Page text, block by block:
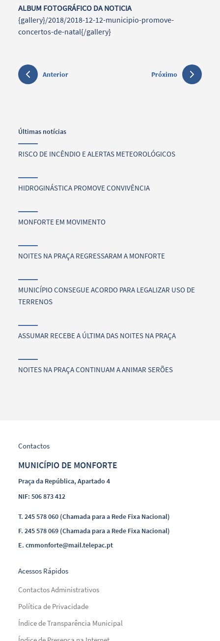
ALBUM FOTOGRÁFICO DA NOTICIA
{gallery}/2018/2018-12-12-municipio-promove-
concertos-de-natal{/gallery}
Anterior Próximo
Últimas notícias
RISCO DE INCÊNDIO E ALERTAS METEOROLÓGICOS
HIDROGINÁSTICA PROMOVE CONVIVÊNCIA
MONFORTE EM MOVIMENTO
NOITES NA PRAÇA REGRESSARAM A MONFORTE
MUNICÍPIO CONSEGUE ACORDO PARA LEGALIZAR USO DE
TERRENOS
ASSUMAR RECEBE A ÚLTIMA DAS NOITES NA PRAÇA
NOITES NA PRAÇA CONTINUAM A ANIMAR SERÕES
Contactos
MUNICÍPIO DE MONFORTE
Praça da República, Apartado 4
NIF: 506 873 412
T.245 578 060 (Chamada para a Rede Fixa Nacional)
F.245 578 069 (Chamada para a Rede Fixa Nacional)
E.cmmonforte@mail.telepac.pt
Acessos Rápidos
Contactos Administrativos
Política de Privacidade
Índice de Transparência Municipal